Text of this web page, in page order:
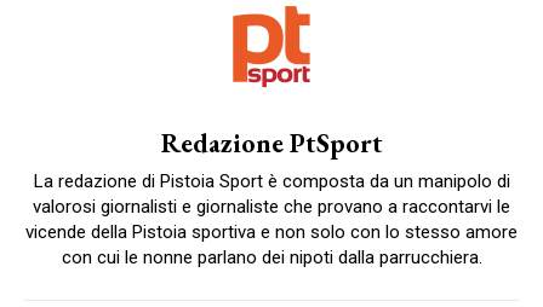
Redazione PtSport
La redazione di Pistoia Sport è composta da un manipolo di
valorosi giornalisti e giornaliste che provano a raccontarvi le
vicende della Pistoia sportiva e non solo con lo stesso amore
con cui le nonne parlano dei nipoti dalla parrucchiera.